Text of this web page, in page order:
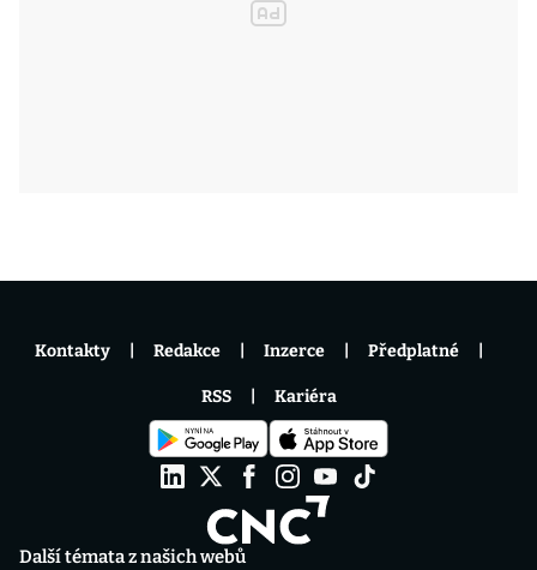
Další témata z našich webů
Kontakty Redakce Inzerce Předplatné
RSS Kariéra